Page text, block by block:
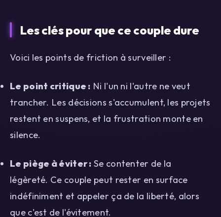
Les clés pour que ce couple dure
Voici les points de friction à surveiller :
Le point critique : Ni l'un ni l'autre ne veut
trancher. Les décisions s'accumulent, les projets
restent en suspens, et la frustration monte en
silence.
Le piège à éviter : Se contenter de la
légèreté. Ce couple peut rester en surface
indéfiniment et appeler ça de la liberté, alors
que c'est de l'évitement.